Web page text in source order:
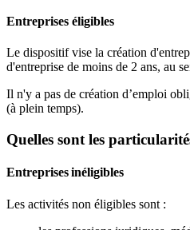
Entreprises éligibles
Le dispositif vise la création
d'entreprise de moins de 2 ans, au
Il n'y a pas de création d’emploi
(à plein temps).
Quelles sont les
Entreprises inéligibles
Les activités non éligibles sont :